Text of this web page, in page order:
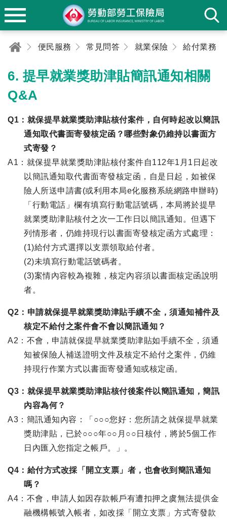
便民服務 常見問答 就業保險 給付業務
6. 提早就業獎助津貼簡訊通知相關
Q&A
Q1：就保提早就業獎助津貼核付案件，自何時起改以簡訊
通知取代書面寄發核定函？哪些對象仍維持以書面方
式寄發？
A1：就保提早就業獎助津貼核付案件自112年1月1日起改
以簡訊通知取代書面寄發核定函，自是日起，如被保
險人所送申請書(或利用本局e化服務系統網路申辦時)
「行動電話」欄有填寫行動電話號碼，本局將於提早
就業獎助津貼核付之次一工作日以簡訊通知。但遇下
列情形者，仍維持現行以書面寄發核定函方式處理：
(1)給付方式選擇以支票領取給付者。
(2)未填寫行動電話號碼者。
(3)案情內容較為複雜，核定內容須以書面核定函說明
者。
Q2：申請就保提早就業獎助津貼手續不全，須通知補件及
核定不給付之案件會不會以簡訊通知？
A2：不會，申請就保提早就業獎助津貼如手續不全，須通
知被保險人補送證明文件及核定不給付之案件，仍維
持現行作業方式以書面寄發通知或核定函。
Q3：就保提早就業獎助津貼核付後案件以簡訊通知，簡訊
內容為何？
A3：簡訊通知內容：「○○○您好：您所請之就保提早就業
獎助津貼，已於○○○年○○月○○日核付，將於5個工作
日內匯入您指定之帳戶。」。
Q4：給付方式改採「開立支票」者，也會收到簡訊通知
嗎？
A4：不會，申請人如因存款帳戶有遭扣押之虞無法提供金
融機構帳號入帳者，如改採「開立支票」方式寄發款